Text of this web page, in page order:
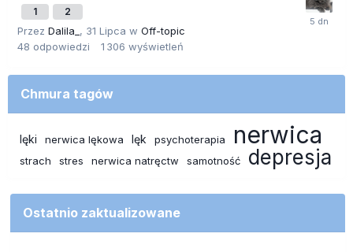
1 2
Przez Dalila_ , 31 Lipca w Off-topic
48 odpowiedzi 1 306 wyświetleń
Chmura tagów
lęki nerwica lękowa lęk psychoterapia nerwica
strach stres nerwica natręctw samotność depresja
Ostatnio zaktualizowane